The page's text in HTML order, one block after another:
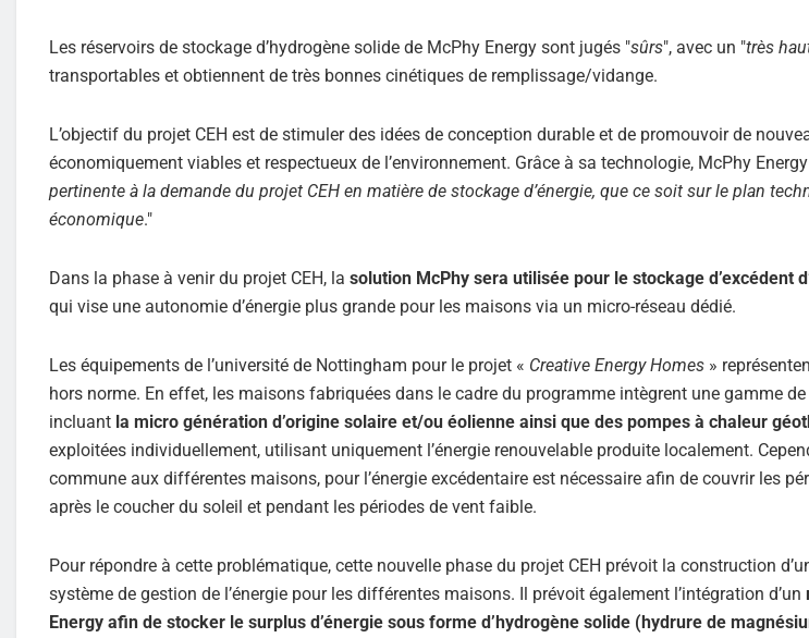
Les réservoirs de stockage d’hydrogène solide de McPhy Energy sont jugés "sûrs", avec un "très
transportables et obtiennent de très bonnes cinétiques de remplissage/vidange.
L’objectif du projet CEH est de stimuler des idées de conception durable et de promouvoir de
économiquement viables et respectueux de l’environnement. Grâce à sa technologie, McPhy
pertinente à la demande du projet CEH en matière de stockage d’énergie, que ce soit sur le plan
économique."
Dans la phase à venir du projet CEH, la solution McPhy sera utilisée pour le stockage d’excédent
qui vise une autonomie d’énergie plus grande pour les maisons via un micro-réseau dédié.
Les équipements de l’université de Nottingham pour le projet « Creative Energy Homes »
hors norme. En effet, les maisons fabriquées dans le cadre du programme intègrent une gamme
incluant la micro génération d’origine solaire et/ou éolienne ainsi que des pompes à chaleur
exploitées individuellement, utilisant uniquement l’énergie renouvelable produite localement.
commune aux différentes maisons, pour l’énergie excédentaire est nécessaire afin de couvrir les
après le coucher du soleil et pendant les périodes de vent faible.
Pour répondre à cette problématique, cette nouvelle phase du projet CEH prévoit la construction
système de gestion de l’énergie pour les différentes maisons. Il prévoit également l’intégration d’un
Energy afin de stocker le surplus d’énergie sous forme d’hydrogène solide (hydrure de